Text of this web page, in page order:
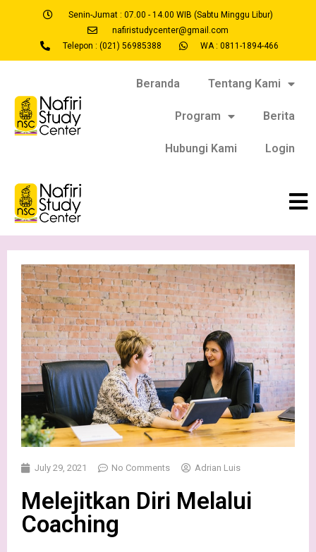
Senin-Jumat : 07.00 - 14.00 WIB (Sabtu Minggu Libur)
nafiristudycenter@gmail.com
Telepon : (021) 56985388
WA : 0811-1894-466
Beranda Tentang Kami
Program Berita
Hubungi Kami Login
July 29, 2021 No Comments Adrian Luis
Melejitkan Diri Melalui
Coaching